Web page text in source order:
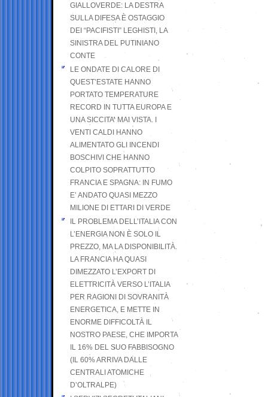
GIALLOVERDE: LA DESTRA
SULLA DIFESA È OSTAGGIO
DEI “PACIFISTI” LEGHISTI, LA
SINISTRA DEL PUTINIANO
CONTE
LE ONDATE DI CALORE DI
QUEST’ESTATE HANNO
PORTATO TEMPERATURE
RECORD IN TUTTA EUROPA E
UNA SICCITA’ MAI VISTA. I
VENTI CALDI HANNO
ALIMENTATO GLI INCENDI
BOSCHIVI CHE HANNO
COLPITO SOPRATTUTTO
FRANCIA E SPAGNA: IN FUMO
E’ ANDATO QUASI MEZZO
MILIONE DI ETTARI DI VERDE
IL PROBLEMA DELL’ITALIA CON
L’ENERGIA NON È SOLO IL
PREZZO, MA LA DISPONIBILITÀ.
LA FRANCIA HA QUASI
DIMEZZATO L’EXPORT DI
ELETTRICITÀ VERSO L’ITALIA
PER RAGIONI DI SOVRANITÀ
ENERGETICA, E METTE IN
ENORME DIFFICOLTÀ IL
NOSTRO PAESE, CHE IMPORTA
IL 16% DEL SUO FABBISOGNO
(IL 60% ARRIVA DALLE
CENTRALI ATOMICHE
D’OLTRALPE)